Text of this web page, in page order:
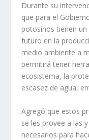
Durante su
que para el
potosinos tienen
futuro en la
medio ambiente a
permitirá tener
ecosistema, la
escasez de agua,
Agregó que estos
se les provee a las
necesarios para